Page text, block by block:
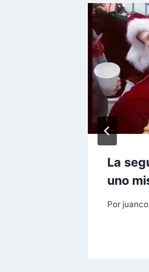
La
uno
Por